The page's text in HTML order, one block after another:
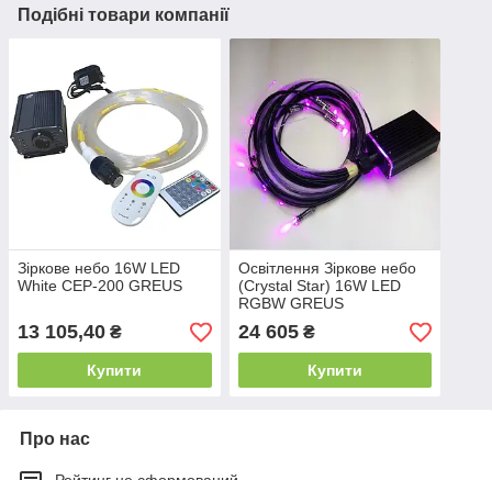
Подібні товари компанії
Зіркове небо 16W LED
White CEP-200 GREUS
13 105,40 ₴
Купити
Освітлення Зіркове небо
(Crystal Star) 16W LED
RGBW GREUS
24 605₴
Купити
Про нас